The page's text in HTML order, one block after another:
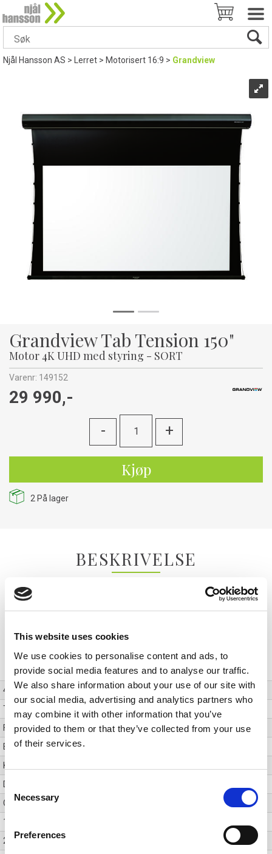
This website uses cookies
We use cookies to personalise content and ads, to
provide social media features and to analyse our traffic.
We also share information about your use of our site with
our social media, advertising and analytics partners who
may combine it with other information that you’ve
provided to them or that they’ve collected from your use
of their services.
Consent
Selection
Necessary
Preferences
Njål Hansson AS> Lerret>Motorisert 16:9>Grandview
Grandview Tab Tension 150"
Motor 4K UHD med styring - SORT
Varenr: 149152
29 990,-
- +
Kjøp
2 På lager
BESKRIVELSE
uten tekstur. Kvalitetsduken som benyttes her har en egen skarphet og
TEKNISK INFO
4K UHD
JA
Tomme størrelse
150
Format
16:9
Bildestørrelse cm
Kassemål H x B x D
Dropp
Gain
12 volt trigger
220 volt relé